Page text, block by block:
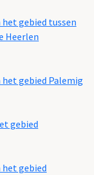
gebied tussen
Heerlen
gebied Palemig
gebied
gebied